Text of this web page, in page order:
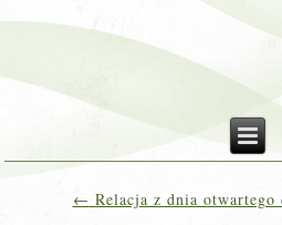
← Relacja z dnia